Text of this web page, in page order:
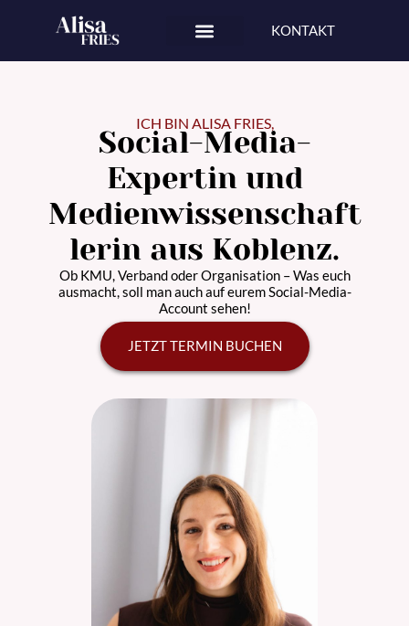
KONTAKT
ICH BIN ALISA FRIES,
Social-Media-
Expertin und
Medienwissenschaft
lerin aus Koblenz.
Ob KMU, Verband oder Organisation – Was euch
ausmacht, soll man auch auf eurem Social-Media-
Account sehen!
JETZT TERMIN BUCHEN